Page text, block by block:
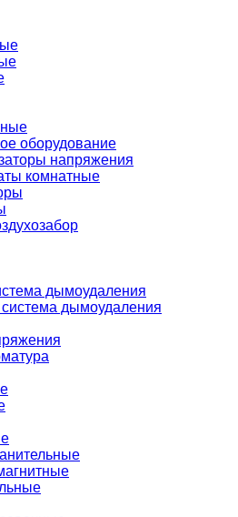
оборудование
напряжения
комнатные
дымоудаления
система дымоудаления